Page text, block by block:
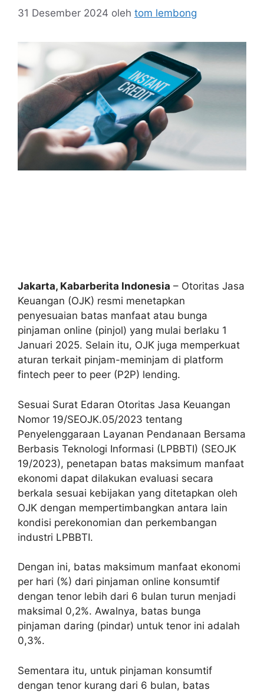
31 Desember 2024 oleh tom lembong
Jakarta, Kabarberita Indonesia – Otoritas Jasa
Keuangan (OJK) resmi menetapkan
penyesuaian batas manfaat atau bunga
pinjaman online (pinjol) yang mulai berlaku 1
Januari 2025. Selain itu, OJK juga memperkuat
aturan terkait pinjam-meminjam di platform
fintech peer to peer (P2P) lending.
Sesuai Surat Edaran Otoritas Jasa Keuangan
Nomor 19/SEOJK.05/2023 tentang
Penyelenggaraan Layanan Pendanaan Bersama
Berbasis Teknologi Informasi (LPBBTI) (SEOJK
19/2023), penetapan batas maksimum manfaat
ekonomi dapat dilakukan evaluasi secara
berkala sesuai kebijakan yang ditetapkan oleh
OJK dengan mempertimbangkan antara lain
kondisi perekonomian dan perkembangan
industri LPBBTI.
Dengan ini, batas maksimum manfaat ekonomi
per hari (%) dari pinjaman online konsumtif
dengan tenor lebih dari 6 bulan turun menjadi
maksimal 0,2%. Awalnya, batas bunga
pinjaman daring (pindar) untuk tenor ini adalah
0,3%.
Sementara itu, untuk pinjaman konsumtif
dengan tenor kurang dari 6 bulan, batas